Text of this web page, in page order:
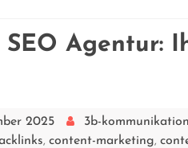
SEO Agentur:
2025 3b-kommunikation
, content-marketing,